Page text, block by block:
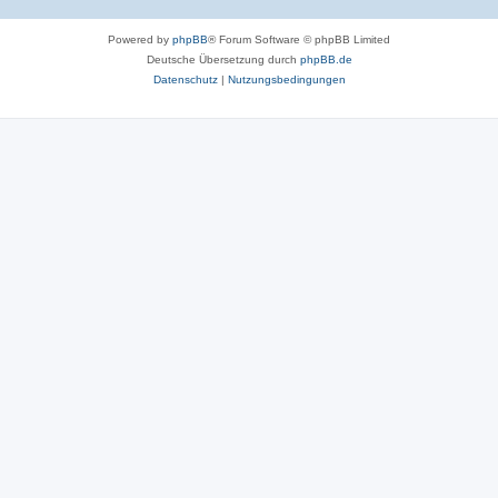
Powered by phpBB® Forum Software © phpBB Limited
Deutsche Übersetzung durch phpBB.de
Datenschutz| Nutzungsbedingungen